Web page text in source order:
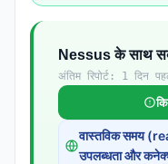
Nessus के साथ
अंतिम रिपोर्ट: 1 दिन
वास्तविक समय
उपलब्धता और